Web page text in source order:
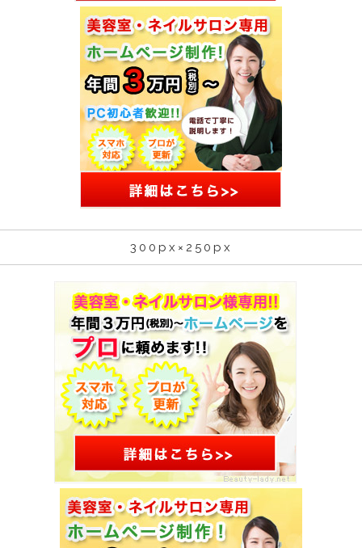
300px×250px